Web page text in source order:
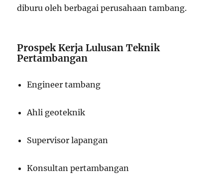
diburu oleh berbagai perusahaan tambang.
Prospek Kerja Lulusan Teknik
Pertambangan
Engineer tambang
Ahli geoteknik
Supervisor lapangan
Konsultan pertambangan